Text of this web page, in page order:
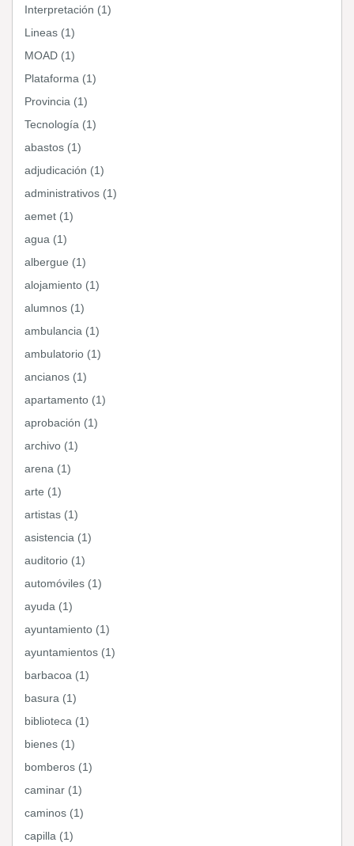
Interpretación (1)
Lineas (1)
MOAD (1)
Plataforma (1)
Provincia (1)
Tecnología (1)
abastos (1)
adjudicación (1)
administrativos (1)
aemet (1)
agua (1)
albergue (1)
alojamiento (1)
alumnos (1)
ambulancia (1)
ambulatorio (1)
ancianos (1)
apartamento (1)
aprobación (1)
archivo (1)
arena (1)
arte (1)
artistas (1)
asistencia (1)
auditorio (1)
automóviles (1)
ayuda (1)
ayuntamiento (1)
ayuntamientos (1)
barbacoa (1)
basura (1)
biblioteca (1)
bienes (1)
bomberos (1)
caminar (1)
caminos (1)
capilla (1)